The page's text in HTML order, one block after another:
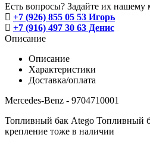
Есть вопросы? Задайте их нашему
+7 (926) 855 05 53 Игорь
+7 (916) 497 30 63 Денис
Описание
Описание
Характеристики
Доставка/оплата
Mercedes-Benz - 9704710001
Топливный бак Atego Топливный
крепление тоже в наличии